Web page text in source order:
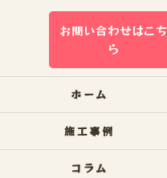
お問い合わせはこち
ら
ホーム
施工事例
コラム